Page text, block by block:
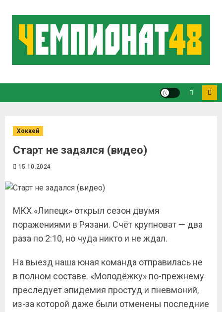
Хоккей
Старт не задался (видео)
15.10.2024
МКХ «Липецк» открыл сезон двумя
поражениями в Рязани. Счёт крупноват — два
раза по 2:10, но чуда никто и не ждал.
На выезд наша юная команда отправилась не
в полном составе. «Молодёжку» по-прежнему
преследует эпидемия простуд и пневмоний,
из-за которой даже были отменены последние